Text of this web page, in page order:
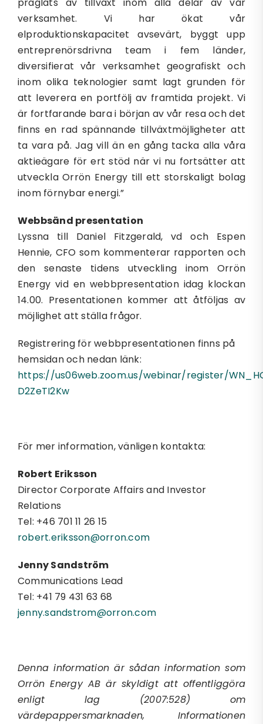
präglats av tillväxt inom alla delar av vår
verksamhet. Vi har ökat vår
elproduktionskapacitet avsevärt, byggt upp
entreprenörsdrivna team i fem länder,
diversifierat vår verksamhet geografiskt och
inom olika teknologier samt lagt grunden för
att leverera en portfölj av framtida projekt. Vi
är fortfarande bara i början av vår resa och det
finns en rad spännande tillväxtmöjligheter att
ta vara på. Jag vill än en gång tacka alla våra
aktieägare för ert stöd när vi nu fortsätter att
utveckla Orrön Energy till ett storskaligt bolag
inom förnybar energi.”
Webbsänd presentation
Lyssna till Daniel Fitzgerald, vd och Espen
Hennie, CFO som kommenterar rapporten och
den senaste tidens utveckling inom Orrön
Energy vid en webbpresentation idag klockan
14.00. Presentationen kommer att åtföljas av
möjlighet att ställa frågor.
Registrering för webbpresentationen finns på
hemsidan och nedan länk:
https://us06web.zoom.us/webinar/register/
D2ZeTI2Kw
För mer information, vänligen kontakta:
Robert Eriksson
Director Corporate Affairs and Investor
Relations
Tel: +46 701 11 26 15
robert.eriksson@orron.com
Jenny Sandström
Communications Lead
Tel: +41 79 431 63 68
jenny.sandstrom@orron.com
Denna information är sådan information som
Orrön Energy AB är skyldigt att offentliggöra
enligt lag (2007:528) om
värdepappersmarknaden, Informationen